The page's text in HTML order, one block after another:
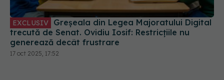
17 oct 2025, 17:52